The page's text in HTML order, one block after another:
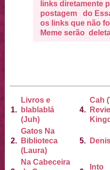
links diretamente
postagem do
os links que não
Meme serão
1.
Livros e
blablablá
(Juh)
4.
Cah
2.
Gatos Na
Biblioteca
(Laura)
5.
Na Cabeceira
Into